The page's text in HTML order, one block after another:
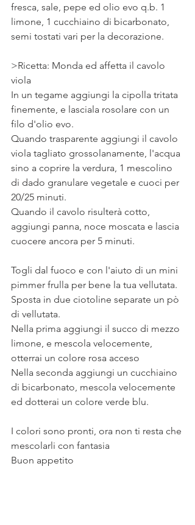
fresca, sale, pepe ed olio evo q.b. 1
limone, 1 cucchiaino di bicarbonato,
semi tostati vari per la decorazione.
>Ricetta: Monda ed affetta il cavolo
viola
In un tegame aggiungi la cipolla tritata
finemente, e lasciala rosolare con un
filo d'olio evo.
Quando trasparente aggiungi il cavolo
viola tagliato grossolanamente, l'acqua
sino a coprire la verdura, 1 mescolino
di dado granulare vegetale e cuoci per
20/25 minuti.
Quando il cavolo risulterà cotto,
aggiungi panna, noce moscata e lascia
cuocere ancora per 5 minuti.
Togli dal fuoco e con l'aiuto di un mini
pimmer frulla per bene la tua vellutata.
Sposta in due ciotoline separate un pò
di vellutata.
Nella prima aggiungi il succo di mezzo
limone, e mescola velocemente,
otterrai un colore rosa acceso
Nella seconda aggiungi un cucchiaino
di bicarbonato, mescola velocemente
ed dotterai un colore verde blu.
I colori sono pronti, ora non ti resta che
mescolarli con fantasia
Buon appetito